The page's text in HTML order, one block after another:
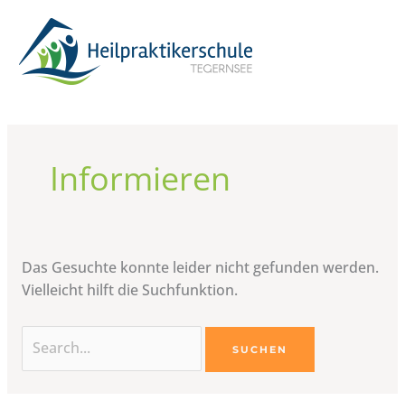
Inhalt
springen
Informieren
Das Gesuchte konnte leider nicht gefunden werden.
Vielleicht hilft die Suchfunktion.
nach: